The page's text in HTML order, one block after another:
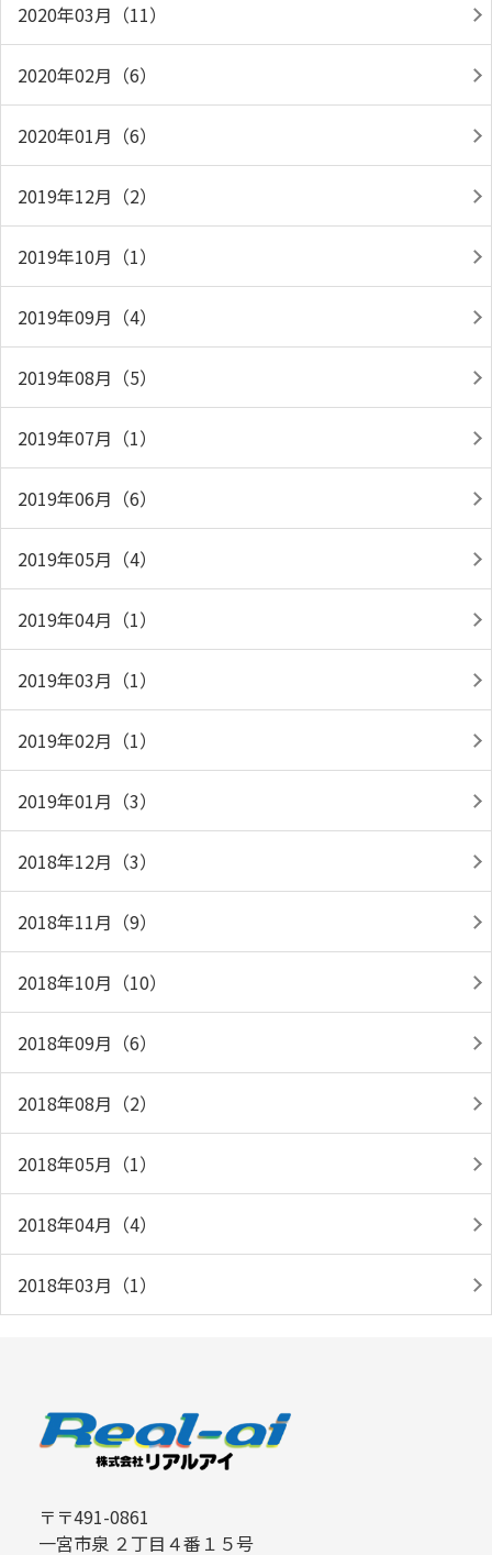
2020年03月（11）
2020年02月（6）
2020年01月（6）
2019年12月（2）
2019年10月（1）
2019年09月（4）
2019年08月（5）
2019年07月（1）
2019年06月（6）
2019年05月（4）
2019年04月（1）
2019年03月（1）
2019年02月（1）
2019年01月（3）
2018年12月（3）
2018年11月（9）
2018年10月（10）
2018年09月（6）
2018年08月（2）
2018年05月（1）
2018年04月（4）
2018年03月（1）
〒〒491-0861
一宮市泉 ２丁目４番１５号